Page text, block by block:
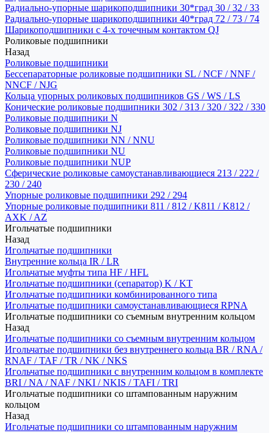
Радиально-упорные шарикоподшипники 30*град 30 / 32 / 33
Радиально-упорные шарикоподшипники 40*град 72 / 73 / 74
Шарикоподшипники с 4-х точечным контактом QJ
Роликовые подшипники
Назад
Роликовые подшипники
Бессепараторные роликовые подшипники SL / NCF / NNF /
NNCF / NJG
Кольца упорных роликовых подшипников GS / WS / LS
Конические роликовые подшипники 302 / 313 / 320 / 322 / 330
Роликовые подшипники N
Роликовые подшипники NJ
Роликовые подшипники NN / NNU
Роликовые подшипники NU
Роликовые подшипники NUP
Сферические роликовые самоустанавливающиеся 213 / 222 /
230 / 240
Упорные роликовые подшипники 292 / 294
Упорные роликовые подшипники 811 / 812 / K811 / K812 /
AXK / AZ
Игольчатые подшипники
Назад
Игольчатые подшипники
Внутренние кольца IR / LR
Игольчатые муфты типа HF / HFL
Игольчатые подшипники (сепаратор) K / KT
Игольчатые подшипники комбинированного типа
Игольчатые подшипники самоустанавливающиеся RPNA
Игольчатые подшипники со съемным внутренним кольцом
Назад
Игольчатые подшипники со съемным внутренним кольцом
Игольчатые подшипники без внутреннего кольца BR / RNA /
RNAF / TAF / TR / NK / NKS
Игольчатые подшипники с внутренним кольцом в комплекте
BRI / NA / NAF / NKI / NKIS / TAFI / TRI
Игольчатые подшипники со штампованным наружним
кольцом
Назад
Игольчатые подшипники со штампованным наружним